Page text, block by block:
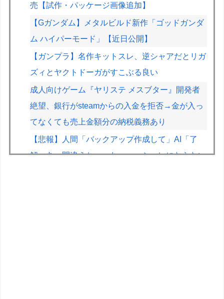
売【試作・パッケージ画像追加】
【Gガンダム】メタルビルド新作「ゴッドガンダ
ム ハイパーモード」【近日公開】
【ガンプラ】名作キットスレ、逆シャアだとリガ
ズィとヤクトドーガがすこぶる良い
成人向けゲーム『ヤリステ メスブター』開発者
絶望、銀行がsteamからの入金を拒否→金が入っ
てなくても売上金額分の納税義務あり
【悲報】人間「バックアップ作成して」AI「了
解。あ、間違えちゃったｗ」→シャレにならない